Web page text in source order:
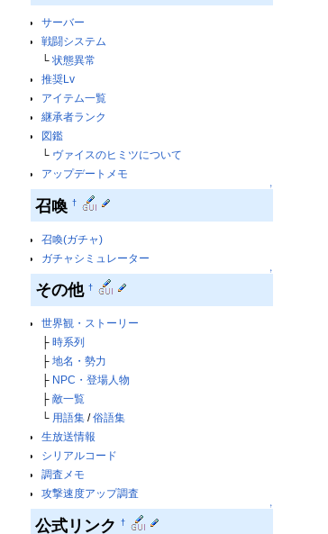
サーバー
戦闘システム
└ 状態異常
推奨Lv
アイテム一覧
継承者ランク
図鑑
└ ヴァイスのヒミツについて
アップデートメモ
↑
召喚†
召喚(ガチャ)
ガチャシミュレーター
↑
その他†
世界観・ストーリー
├ 時系列
├ 地名・勢力
├ NPC・登場人物
├ 敵一覧
└ 用語集/俗語集
生放送情報
シリアルコード
調査メモ
攻撃速度アップ調査
↑
公式リンク†